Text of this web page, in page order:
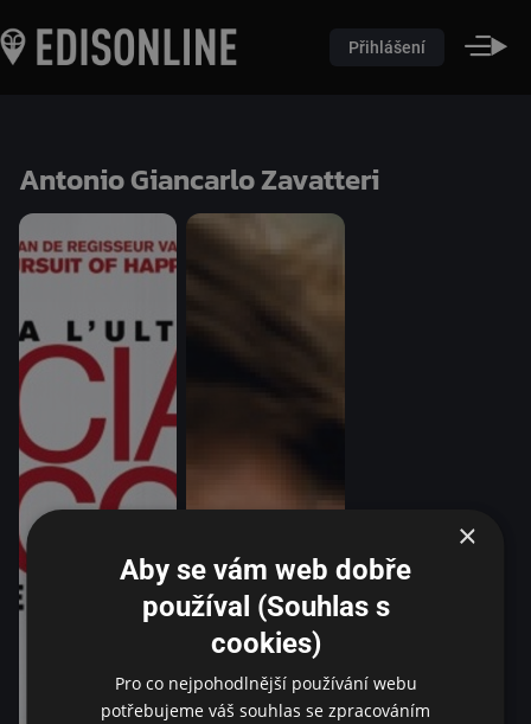
Přihlášení
Antonio Giancarlo Zavatteri
×
Aby se vám web dobře
používal (Souhlas s
cookies)
Pro co nejpohodlnější používání webu
potřebujeme váš souhlas se zpracováním